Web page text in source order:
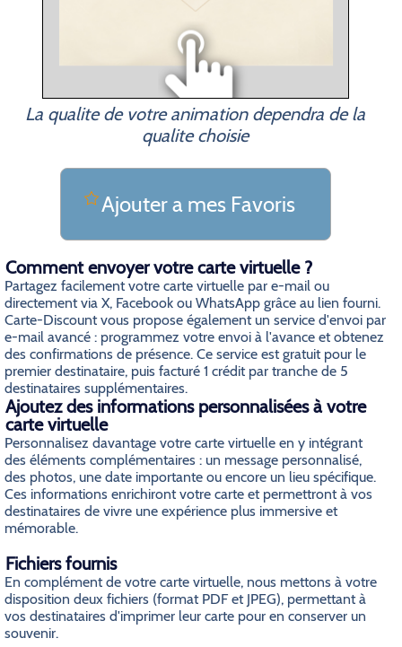
La qualite de votre animation dependra de la
qualite choisie
Ajouter a mes Favoris
Comment envoyer votre carte virtuelle ?
Partagez facilement votre carte virtuelle par e-mail ou
directement via X, Facebook ou WhatsApp grâce au lien fourni.
Carte-Discount vous propose également un service d'envoi par
e-mail avancé : programmez votre envoi à l'avance et obtenez
des confirmations de présence. Ce service est gratuit pour le
premier destinataire, puis facturé 1 crédit par tranche de 5
destinataires supplémentaires.
Ajoutez des informations personnalisées à votre
carte virtuelle
Personnalisez davantage votre carte virtuelle en y intégrant
des éléments complémentaires : un message personnalisé,
des photos, une date importante ou encore un lieu spécifique.
Ces informations enrichiront votre carte et permettront à vos
destinataires de vivre une expérience plus immersive et
mémorable.
Fichiers fournis
En complément de votre carte virtuelle, nous mettons à votre
disposition deux fichiers (format PDF et JPEG), permettant à
vos destinataires d'imprimer leur carte pour en conserver un
souvenir.